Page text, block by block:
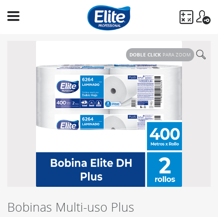
búsqueda
DOBLE CLICK PARA ZOOM
Bobinas Multi-uso Plus